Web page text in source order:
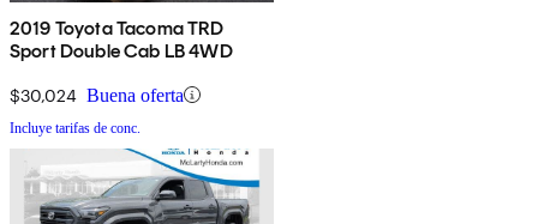
2019 Toyota Tacoma TRD
Sport Double Cab LB 4WD
$30,024 Buena oferta
Incluye tarifas de conc.